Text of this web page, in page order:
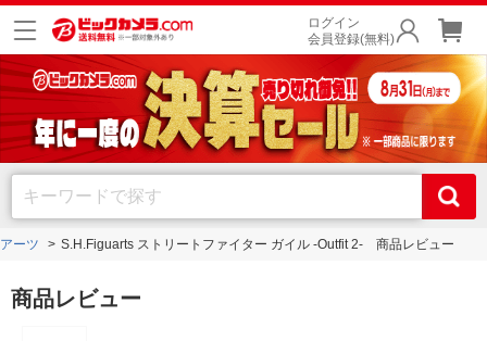
ログイン
会員登録(無料)
ーツ S.H.Figuarts ストリートファイター ガイル -Outfit 2- 商品レビュー
商品レビュー